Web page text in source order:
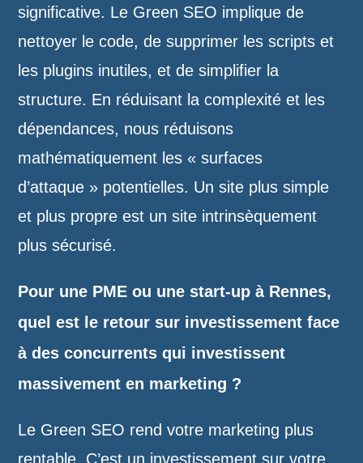
significative. Le Green SEO implique de
nettoyer le code, de supprimer les scripts et
les plugins inutiles, et de simplifier la
structure. En réduisant la complexité et les
dépendances, nous réduisons
mathématiquement les « surfaces
d’attaque » potentielles. Un site plus simple
et plus propre est un site intrinsèquement
plus sécurisé.
Pour une PME ou une start-up à Rennes,
quel est le retour sur investissement face
à des concurrents qui investissent
massivement en marketing ?
Le Green SEO rend votre marketing plus
rentable. C’est un investissement sur votre